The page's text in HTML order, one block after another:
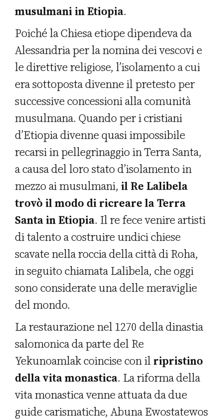
musulmani in Etiopia.
Poiché la Chiesa etiope dipendeva da
Alessandria per la nomina dei vescovi e
le direttive religiose, l’isolamento a cui
era sottoposta divenne il pretesto per
successive concessioni alla comunità
musulmana. Quando per i cristiani
d’Etiopia divenne quasi impossibile
recarsi in pellegrinaggio in Terra Santa,
a causa del loro stato d’isolamento in
mezzo ai musulmani, il Re Lalibela
trovò il modo di ricreare la Terra
Santa in Etiopia. Il re fece venire artisti
di talento a costruire undici chiese
scavate nella roccia della città di Roha,
in seguito chiamata Lalibela, che oggi
sono considerate una delle meraviglie
del mondo.
La restaurazione nel 1270 della dinastia
salomonica da parte del Re
Yekunoamlak coincise con ilripristino
della vita monastica. La riforma della
vita monastica venne attuata da due
guide carismatiche, Abuna Ewostatewos